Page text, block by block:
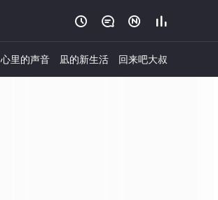
   
心里的声音 凪的新生活 回来吧大叔